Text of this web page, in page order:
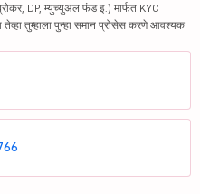
DP, म्युच्युअल फंड इ.) मार्फत KYC
तेव्हा तुम्हाला पुन्हा समान प्रोसेस करणे आवश्यक